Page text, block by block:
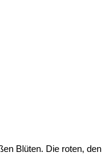
Blüten. Die roten, den